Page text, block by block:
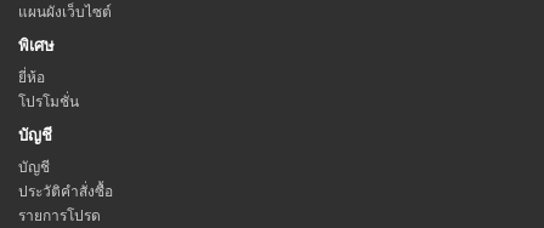
แผนผังเว็บไซต์
พิเศษ
ยี่ห้อ
โปรโมชั่น
บัญชี
บัญชี
ประวัติคำสั่งซื้อ
รายการโปรด